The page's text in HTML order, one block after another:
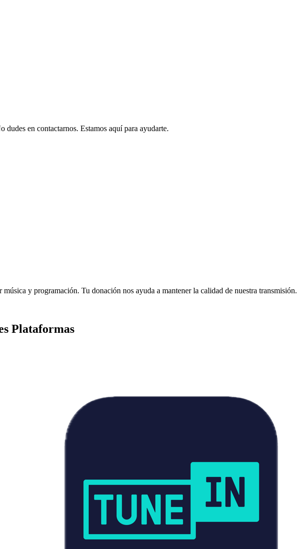
dudes en contactarnos. Estamos aquí para ayudarte.
y programación. Tu donación nos ayuda a mantener la calidad de nuestra transmisión.
Plataformas